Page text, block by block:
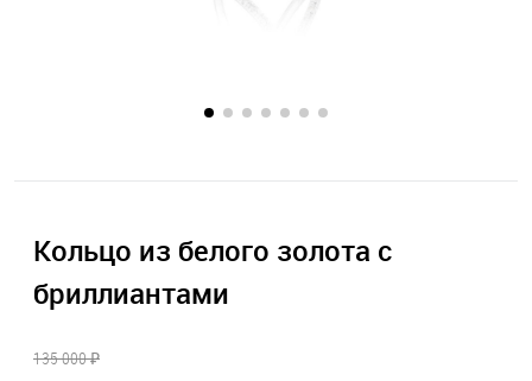
Кольцо из белого золота с
бриллиантами
135 000 ₽